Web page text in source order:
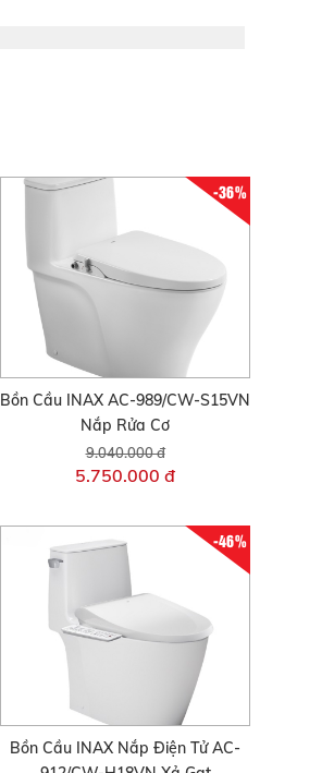
-36%
Bồn Cầu INAX AC-989/CW-S15VN
Nắp Rửa Cơ
9.040.000 đ
5.750.000 đ
-46%
Bồn Cầu INAX Nắp Điện Tử AC-